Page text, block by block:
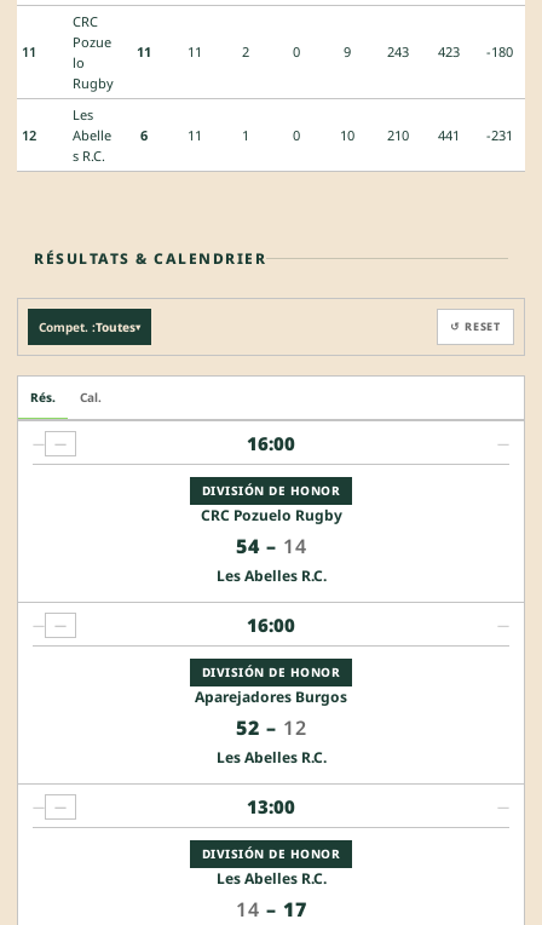
11
CRC
Pozue
lo
Rugby
11 11 2 0 9 243 423 -180
12
Les
Abelle
s R.C.
6 11 1 0 10 210 441 -231
RÉSULTATS & CALENDRIER
Compet. :Toutes▾ ↺ RESET
Rés. Cal.
16:00
DIVISIÓN DE HONOR
CRC Pozuelo Rugby
54– 14
Les Abelles R.C.
— — —
16:00
DIVISIÓN DE HONOR
Aparejadores Burgos
52 – 12
Les Abelles R.C.
— — —
13:00
DIVISIÓN DE HONOR
Les Abelles R.C.
14 – 17
— — —